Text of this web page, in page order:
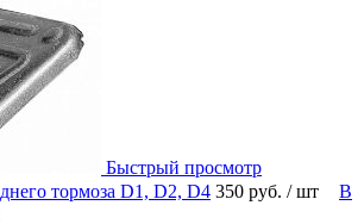
Быстрый просмотр
тормоза D1, D2, D4 350 руб. / шт
В